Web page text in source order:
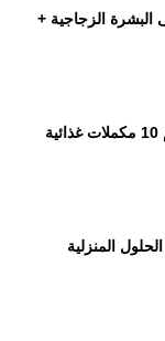
الزجاجية +
أفضل فيتامينات للسيدات | أهم 10 مكملات غذائية
المنزلية